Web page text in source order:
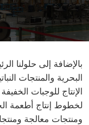
بالإضافة إلى حلولنا
البحرية والمنتجات
الإنتاج للوجبات
لخطوط إنتاج أطعمة
ومنتجات معالجة